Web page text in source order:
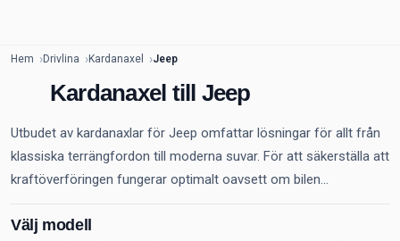
Hem Drivlina Kardanaxel Jeep
Kardanaxel till Jeep
Utbudet av kardanaxlar för Jeep omfattar lösningar för allt från
klassiska terrängfordon till moderna suvar. För att säkerställa att
kraftöverföringen fungerar optimalt oavsett om bilen...
Välj modell